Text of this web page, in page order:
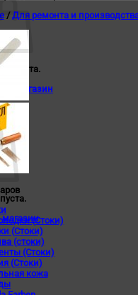
пуста.
в магазин
магазин
/ Для ремонта и
(Стоки)
(Стоки)
(стоки)
(Стоки)
(Стоки)
кожа